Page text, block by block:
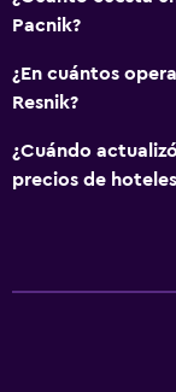
Pacnik?
¿En cuántos
Resnik?
¿Cuándo
precios de